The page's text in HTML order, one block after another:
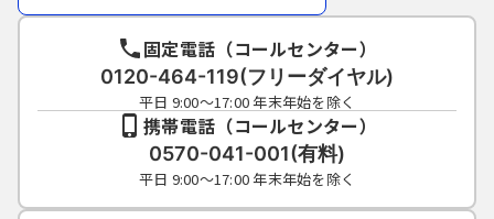
準備、電子証明書のインストール及びそれら
の利用に関しては、利用者の責任と費用にお
いて行うものとします。
(3) 利用者は、自らの責任において電子証明書
を厳重に管理するものとし、漏えいの可能性
がある場合は、電子証明書を発行した認証局
（公的個人認証については、交付を受けた市
固定電話（コールセンター）
0120-464-119(フリーダイヤル)
平日 9:00～17:00 年末年始を除く
携帯電話（コールセンター）
0570-041-001(有料)
平日 9:00～17:00 年末年始を除く